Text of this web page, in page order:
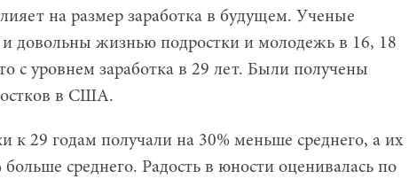
на размер заработка в будущем. Ученые
и довольны жизнью подростки и молодежь в 16, 18
с уровнем заработка в 29 лет. Были получены
в США.
к 29 годам получали на 30% меньше среднего, а их
среднего. Радость в юности оценивалась по